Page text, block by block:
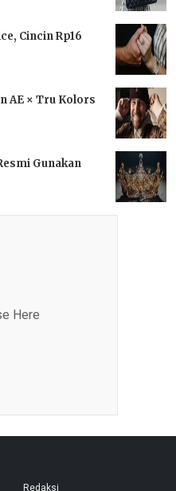
Cincin Rp16
AE × Tru Kolors
Gunakan
Here
Redaksi